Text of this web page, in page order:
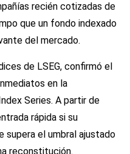
recién cotizadas de
que un fondo indexado
del mercado.
de LSEG, confirmó el
en la
Series. A partir de
rápida si su
supera el umbral ajustado
reconstitución.